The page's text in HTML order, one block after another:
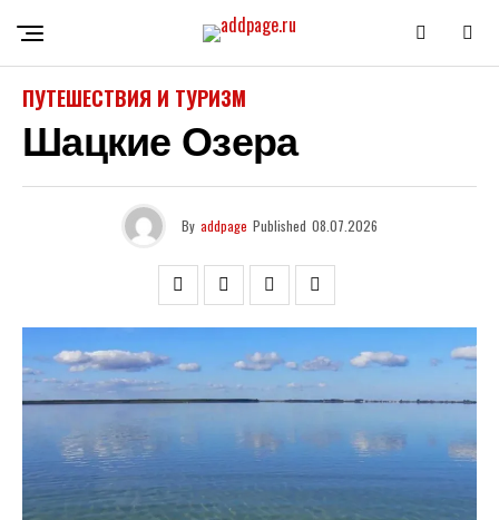
ПУТЕШЕСТВИЯ И ТУРИЗМ
Шацкие Озера
By addpage Published 08.07.2026